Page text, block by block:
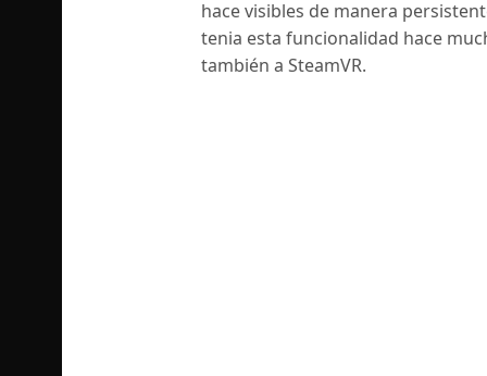
hace visibles de manera
tenia esta funcionalidad hace
también a SteamVR.